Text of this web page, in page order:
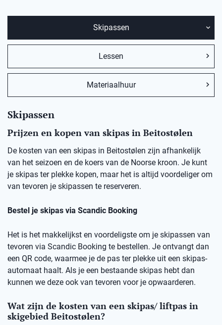
Skipassen
Lessen
Materiaalhuur
Skipassen
Prijzen en kopen van skipas in Beitostølen
De kosten van een skipas in Beitostølen zijn afhankelijk
van het seizoen en de koers van de Noorse kroon. Je kunt
je skipas ter plekke kopen, maar het is altijd voordeliger om
van tevoren je skipassen te reserveren.
Bestel je skipas via Scandic Booking
Het is het makkelijkst en voordeligste om je skipassen van
tevoren via Scandic Booking te bestellen. Je ontvangt dan
een QR code, waarmee je de pas ter plekke uit een skipas-
automaat haalt. Als je een bestaande skipas hebt dan
kunnen we deze ook van tevoren voor je opwaarderen.
Wat zijn de kosten van een skipas/ liftpas in
skigebied Beitostølen?